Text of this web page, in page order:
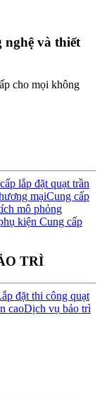
nghệ và thiết
cho mọi không
lắp đặt quạt trần
mạiCung cấp
mô phỏng
kiện Cung cấp
TRÌ
đặt thi công quạt
caoDịch vụ bảo trì